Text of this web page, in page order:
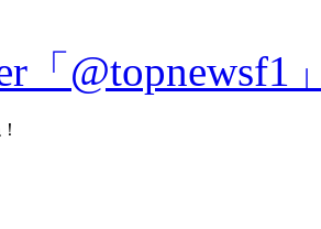
「@topnewsf1